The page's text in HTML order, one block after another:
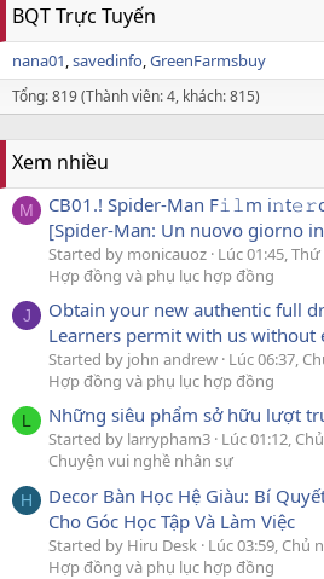
BQT Trực Tuyến
nana01 savedinfo GreenFarmsbuy
Tổng: 819 (Thành viên: 4, khách: 815)
Xem nhiều
M
CB01.! Spider-Man F𝚒𝚕m
[Spider-Man: Un nuovo giorno
Started by monicauoz Lúc 01:45,
Hợp đồng và phụ lục hợp đồng
J
Obtain your new authentic full
Learners permit with us without
Started by john andrew Lúc 06:37,
Hợp đồng và phụ lục hợp đồng
L Những siêu phẩm sở hữu lượt
Started by larrypham3 Lúc 01:12,
Chuyện vui nghề nhân sự
H
Decor Bàn Học Hệ Giàu: Bí
Cho Góc Học Tập Và Làm Việc
Started by Hiru Desk Lúc 03:59, Chủ
Hợp đồng và phụ lục hợp đồng